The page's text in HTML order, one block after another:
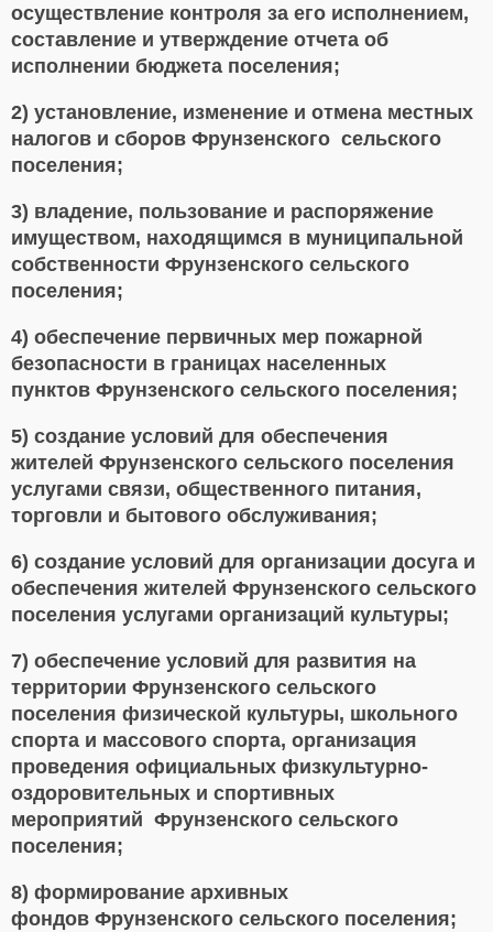
осуществление контроля за его исполнением,
составление и утверждение отчета об
исполнении бюджета поселения;
2) установление, изменение и отмена местных
налогов и сборов Фрунзенского сельского
поселения;
3) владение, пользование и распоряжение
имуществом, находящимся в муниципальной
собственности Фрунзенского сельского
поселения;
4) обеспечение первичных мер пожарной
безопасности в границах населенных
пунктов Фрунзенского сельского поселения;
5) создание условий для обеспечения
жителей Фрунзенского сельского поселения
услугами связи, общественного питания,
торговли и бытового обслуживания;
6) создание условий для организации досуга и
обеспечения жителей Фрунзенского сельского
поселения услугами организаций культуры;
7) обеспечение условий для развития на
территории Фрунзенского сельского
поселения физической культуры, школьного
спорта и массового спорта, организация
проведения официальных физкультурно-
оздоровительных и спортивных
мероприятий Фрунзенского сельского
поселения;
8) формирование архивных
фондов Фрунзенского сельского поселения;